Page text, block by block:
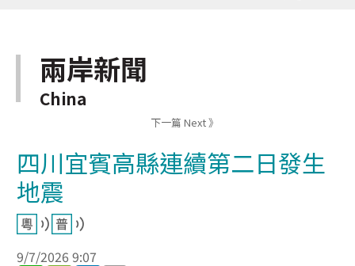
兩岸新聞
China
下一篇 Next 》
四川宜賓高縣連續第二日發生
地震
9/7/2026 9:07